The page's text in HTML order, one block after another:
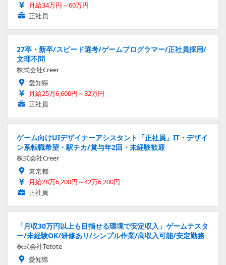
月給34万円～60万円
正社員
27卒・新卒/スピード選考/ゲームプログラマー/正社員採用/
文理不問
株式会社Creer
愛知県
月給25万6,600円～32万円
正社員
ゲーム向けUIデザイナーアシスタント「正社員」IT・デザイ
ン系転職希望・駅チカ/賞与年2回・未経験歓迎
株式会社Creer
東京都
月給28万6,200円～42万6,200円
正社員
「月収30万円以上も目指せる環境で安定収入」ゲームテスタ
ー/未経験OK/研修あり/シンプル作業/高収入可能/安定勤務
株式会社Tetote
愛知県